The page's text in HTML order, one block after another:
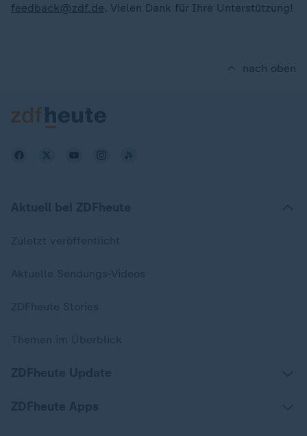
feedback@zdf.de. Vielen Dank für Ihre Unterstützung!
nach oben